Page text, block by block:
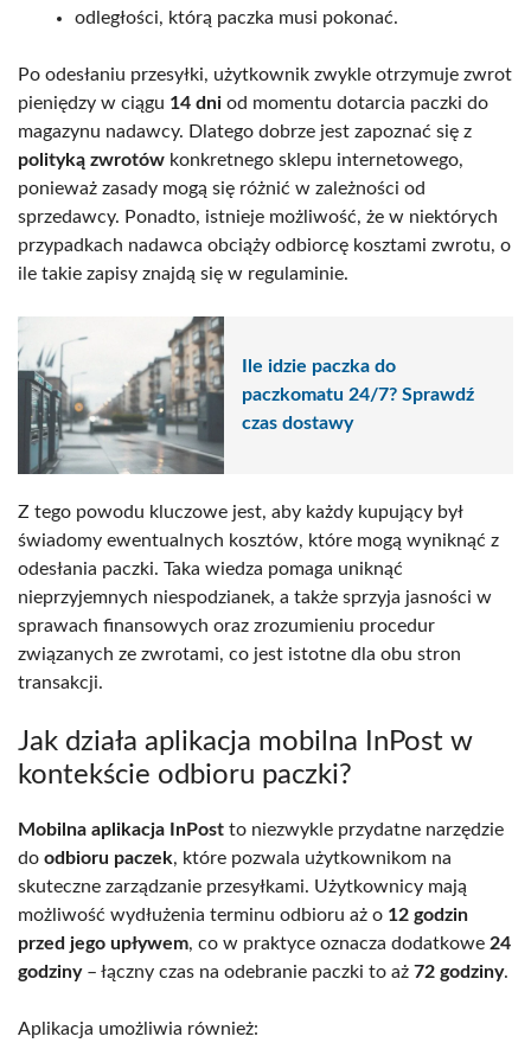
odległości, którą paczka musi pokonać.
Po odesłaniu przesyłki, użytkownik zwykle otrzymuje zwrot
pieniędzy w ciągu 14 dni od momentu dotarcia paczki do
magazynu nadawcy. Dlatego dobrze jest zapoznać się z
polityką zwrotów konkretnego sklepu internetowego,
ponieważ zasady mogą się różnić w zależności od
sprzedawcy. Ponadto, istnieje możliwość, że w niektórych
przypadkach nadawca obciąży odbiorcę kosztami zwrotu, o
ile takie zapisy znajdą się w regulaminie.
Ile idzie paczka do
paczkomatu 24/7? Sprawdź
czas dostawy
Z tego powodu kluczowe jest, aby każdy kupujący był
świadomy ewentualnych kosztów, które mogą wyniknąć z
odesłania paczki. Taka wiedza pomaga uniknąć
nieprzyjemnych niespodzianek, a także sprzyja jasności w
sprawach finansowych oraz zrozumieniu procedur
związanych ze zwrotami, co jest istotne dla obu stron
transakcji.
Jak działa aplikacja mobilna InPost w
kontekście odbioru paczki?
Mobilna aplikacja InPost to niezwykle przydatne narzędzie
do odbioru paczek, które pozwala użytkownikom na
skuteczne zarządzanie przesyłkami. Użytkownicy mają
możliwość wydłużenia terminu odbioru aż o 12 godzin
przed jego upływem, co w praktyce oznacza dodatkowe 24
godziny– łączny czas na odebranie paczki to aż 72 godziny.
Aplikacja umożliwia również: